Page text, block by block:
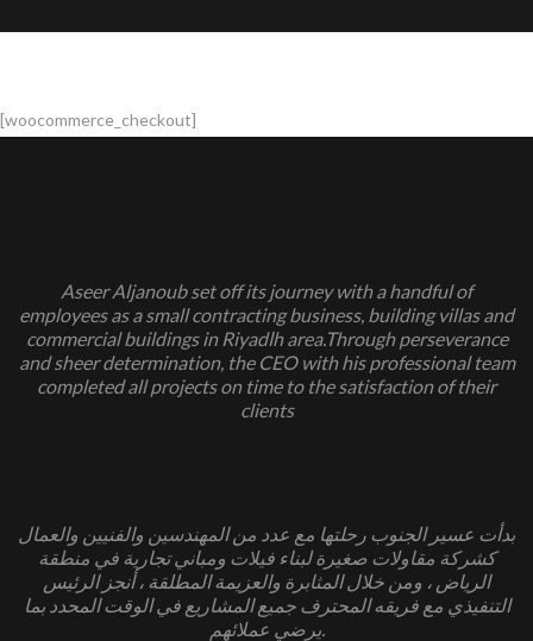
[woocommerce_checkout]
Aseer Aljanoub set off its journey with a handful of
employees as a small contracting business, building villas and
commercial buildings in Riyadاh area.Through perseverance
and sheer determination, the CEO with his professional team
completed all projects on time to the satisfaction of their
clients
بدأت عسير الجنوب رحلتها مع عدد من المهندسين والفنيين والعمال
كشركة مقاولات صغيرة لبناء فيلات ومباني تجارية في منطقة
الرياض ، ومن خلال المثابرة والعزيمة المطلقة ، أنجز الرئيس
التنفيذي مع فريقه المحترف جميع المشاريع في الوقت المحدد بما
يرضي عملائهم.